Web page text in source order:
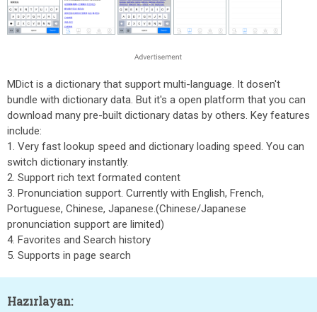
MDict is a dictionary that support multi-language. It dosen't
bundle with dictionary data. But it's a open platform that you can
download many pre-built dictionary datas by others. Key features
include:
1. Very fast lookup speed and dictionary loading speed. You can
switch dictionary instantly.
2. Support rich text formated content
3. Pronunciation support. Currently with English, French,
Portuguese, Chinese, Japanese.(Chinese/Japanese
pronunciation support are limited)
4. Favorites and Search history
5. Supports in page search
Hazırlayan: